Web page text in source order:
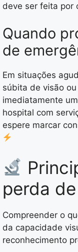
deve ser feita por
Quando
de
Em situações
súbita de visão
imediatamente
hospital com
espere marcar
perda
Compreender o
da capacidade
reconhecimento